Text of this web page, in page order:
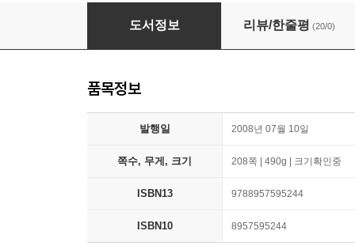
아빠 놀아줘요
도서정보 리뷰/한줄평 (20/0)
품목정보
발행일 2008년 07월 10일
쪽수, 무게, 크기 208쪽 | 490g | 크기확인중
ISBN13 9788957595244
ISBN10 8957595244